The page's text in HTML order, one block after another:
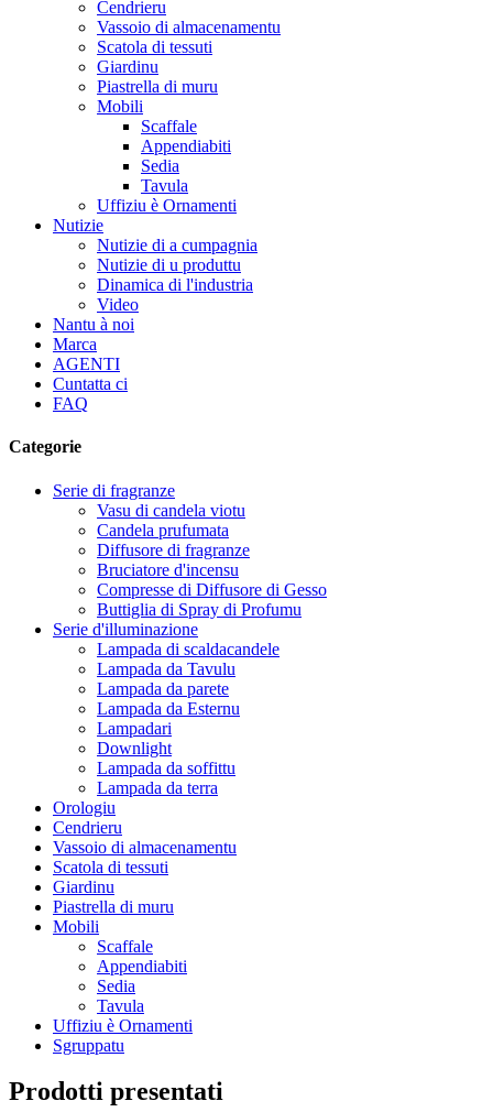
Cendrieru
Vassoio di almacenamentu
Scatola di tessuti
Giardinu
Piastrella di muru
Mobili
Scaffale
Appendiabiti
Sedia
Tavula
Uffiziu è Ornamenti
Nutizie
Nutizie di a cumpagnia
Nutizie di u produttu
Dinamica di l'industria
Video
Nantu à noi
Marca
AGENTI
Cuntatta ci
FAQ
Categorie
Serie di fragranze
Vasu di candela viotu
Candela prufumata
Diffusore di fragranze
Bruciatore d'incensu
Compresse di Diffusore di Gesso
Buttiglia di Spray di Profumu
Serie d'illuminazione
Lampada di scaldacandele
Lampada da Tavulu
Lampada da parete
Lampada da Esternu
Lampadari
Downlight
Lampada da soffittu
Lampada da terra
Orologiu
Cendrieru
Vassoio di almacenamentu
Scatola di tessuti
Giardinu
Piastrella di muru
Mobili
Scaffale
Appendiabiti
Sedia
Tavula
Uffiziu è Ornamenti
Sgruppatu
Prodotti presentati